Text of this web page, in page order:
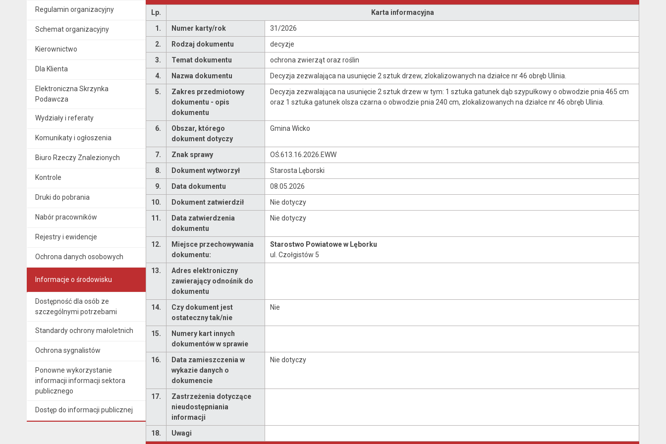
Regulamin organizacyjny
Schemat organizacyjny
Kierownictwo
Dla Klienta
Elektroniczna Skrzynka
Podawcza
Wydziały i referaty
Komunikaty i ogłoszenia
Biuro Rzeczy Znalezionych
Kontrole
Druki do pobrania
Nabór pracowników
Rejestry i ewidencje
Ochrona danych osobowych
Informacje o środowisku
Dostępność dla osób ze
szczególnymi potrzebami
Standardy ochrony małoletnich
Ochrona sygnalistów
Ponowne wykorzystanie
informacji informacji sektora
publicznego
Dostęp do informacji publicznej
Lp.
Karta informacyjna
1.
Numer karty/rok
31/2026
2.
Rodzaj dokumentu
decyzje
3.
Temat dokumentu
ochrona zwierząt oraz roślin
4.
Nazwa dokumentu
Decyzja zezwalająca na usunięcie 2 sztuk drzew, zlokalizowanych na działce nr 46 obręb Ulinia.
5.
Zakres przedmiotowy
dokumentu - opis
dokumentu
Decyzja zezwalająca na usunięcie 2 sztuk drzew w tym: 1 sztuka gatunek dąb szypułkowy o obwodzie pnia 465 cm
oraz 1 sztuka gatunek olsza czarna o obwodzie pnia 240 cm, zlokalizowanych na działce nr 46 obręb Ulinia.
6.
Obszar, którego
dokument dotyczy
Gmina Wicko
7. Znak sprawy
OŚ.613.16.2026.EWW
8.
Dokument wytworzył
Starosta Lęborski
9.
Data dokumentu
08.05.2026
10.
Dokument zatwierdził
Nie dotyczy
11.
Data zatwierdzenia
dokumentu
Nie dotyczy
12.
Miejsce przechowywania
dokumentu:
Starostwo Powiatowe w Lęborku
ul. Czołgistów 5
13.
Adres elektroniczny
zawierający odnośnik do
dokumentu
14.
Czy dokument jest
ostateczny tak/nie
Nie
15.
Numery kart innych
dokumentów w sprawie
16.
Data zamieszczenia w
wykazie danych o
dokumencie
Nie dotyczy
17.
Zastrzeżenia dotyczące
nieudostępniania
informacji
18.
Uwagi